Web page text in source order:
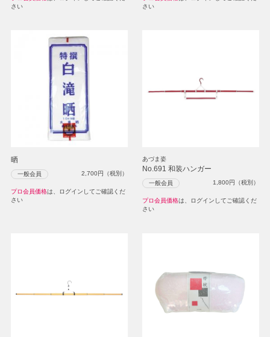
さい
さい
晒
一般会員 2,700円（税別）
プロ会員価格は、ログインしてご確認くだ
さい
あづま姿
No.691 和装ハンガー
一般会員 1,800円（税別）
プロ会員価格は、ログインしてご確認くだ
さい